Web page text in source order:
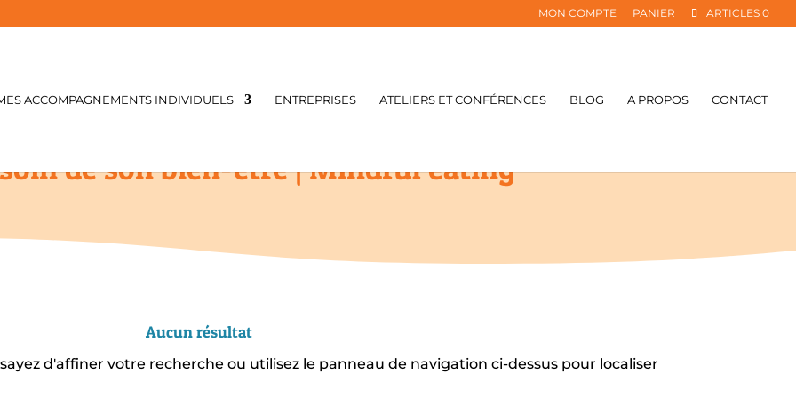
MON COMPTE PANIER ARTICLES 0
ACCOMPAGNEMENTS INDIVIDUELS ENTREPRISES ATELIERS ET CONFÉRENCES BLOG A PROPOS CONTACT
de son bien-être | Mindful eating
Aucun résultat
d'affiner votre recherche ou utilisez le panneau de navigation ci-dessus pour localiser